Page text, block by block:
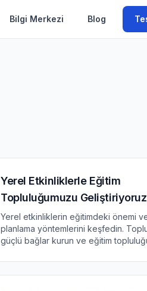
Bilgi Merkezi Blog
Yerel Etkinliklerle Eğitim
Topluluğumuzu Geliştiriyoruz
Yerel etkinliklerin eğitimdeki önemi ve
planlama yöntemlerini keşfedin.
güçlü bağlar kurun ve eğitim